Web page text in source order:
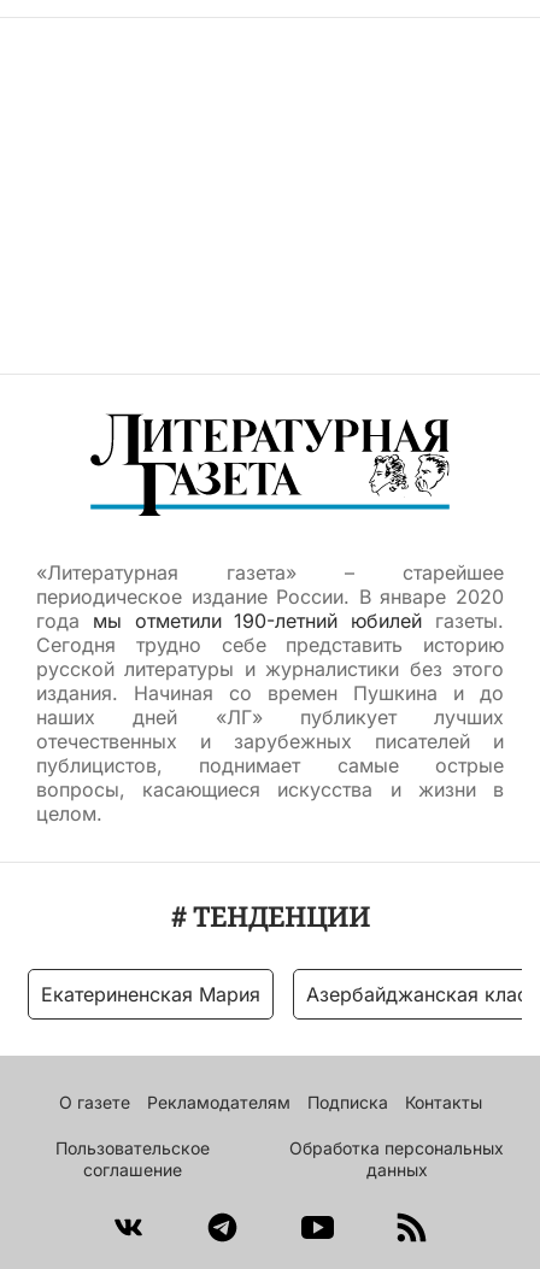
«Литературная газета» – старейшее
периодическое издание России. В январе 2020
года мы отметили 190-летний юбилей газеты.
Сегодня трудно себе представить историю
русской литературы и журналистики без этого
издания. Начиная со времен Пушкина и до
наших дней «ЛГ» публикует лучших
отечественных и зарубежных писателей и
публицистов, поднимает самые острые
вопросы, касающиеся искусства и жизни в
целом.
# ТЕНДЕНЦИИ
Екатериненская Мария Азербайджанская
О газете Рекламодателям Подписка Контакты
Пользовательское
соглашение
Обработка персональных
данных